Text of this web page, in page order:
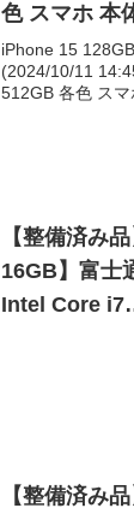
色 スマホ 本
iPhone 15
(2024/10/11
512GB 各色 ス
【整備済み
16GB】富士
Intel Core
【整備済み